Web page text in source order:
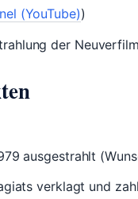
(YouTube))
der
ausgestrahlt
verklagt und